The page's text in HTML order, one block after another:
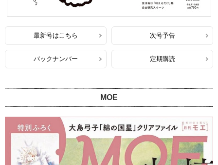
最新号はこちら 次号予告
バックナンバー 定期購読
MOE